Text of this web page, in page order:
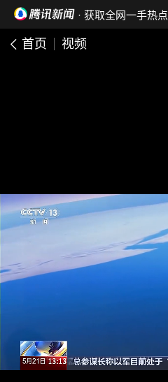
· 获取全网一手热点
首页 视频